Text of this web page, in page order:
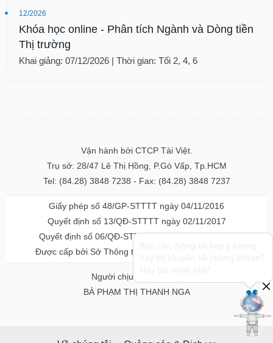
12/2026
Khóa học online - Phân tích Ngành và Dòng tiền
Thị trường
Khai giảng: 07/12/2026 | Thời gian: Tối 2, 4, 6
Vận hành bởi CTCP Tài Việt.
Trụ sở: 28/47 Lê Thị Hồng, P.Gò Vấp, Tp.HCM
Tel: (84.28) 3848 7238 - Fax: (84.28) 3848 7237
Giấy phép số 48/GP-STTTT ngày 04/11/2016
Quyết định số 13/QĐ-STTTT ngày 02/11/2017
Quyết định số 06/QĐ-STTTT-ICP ngày 20/07/2023
Được cấp bởi Sở Thông tin và Truyền thông TPHCM
Người chịu trách nhiệm
BÀ PHẠM THỊ THANH NGA
chính